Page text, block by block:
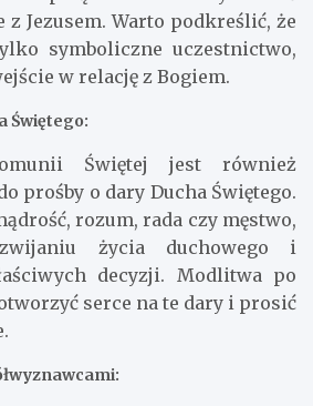
Jezusem. Warto podkreślić, że
symboliczne uczestnictwo,
w relację z Bogiem.
Świętego:
Świętej jest również
prośby o dary Ducha Świętego.
rozum, rada czy męstwo,
życia duchowego i
decyzji. Modlitwa po
serce na te dary i prosić